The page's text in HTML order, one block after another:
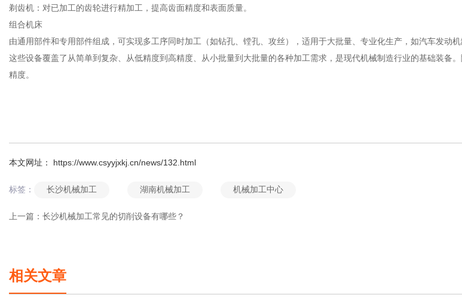
剃齿机：对已加工的齿轮进行精加工，提高齿面精度和表面质量。
组合机床
由通用部件和专用部件组成，可实现多工序同时加工（如钻孔、镗孔、攻丝），适用于大批量、专业化生产，如汽车发动机
这些设备覆盖了从简单到复杂、从低精度到高精度、从小批量到大批量的各种加工需求，是现代机械制造行业的基础装备
精度。
本文网址： https://www.csyyjxkj.cn/news/132.html
标签： 长沙机械加工 湖南机械加工 机械加工中心
上一篇： 长沙机械加工常见的切削设备有哪些？
相关文章